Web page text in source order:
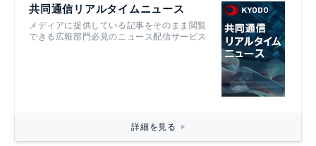
共同通信リアルタイムニュース
メディアに提供している記事をそのまま閲覧
できる広報部門必見のニュース配信サービス
詳細を見る